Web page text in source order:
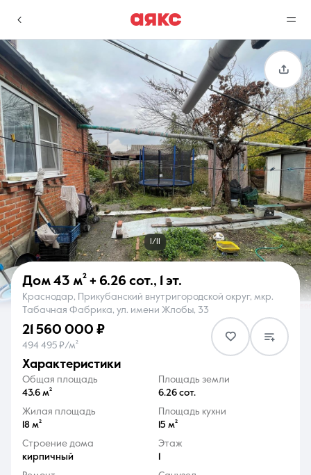
г. Краснодар
Избранное
0 объявлений
Сравнение
0 объявлений
Недвижимость Услуги
О компании Контакты
8 (861) 297-00-00
Ежедневно с 08:30 до 20:00
1/11
Дом 43 м² + 6.26 сот., 1 эт.
Краснодар, Прикубанский внутригородской округ, мкр.
Табачная Фабрика, ул. имени Жлобы, 33
21 560 000 ₽
494 495 ₽/м²
характеристики
Общая площадь
43.6 м²
Площадь земли
6.26 сот.
Жилая площадь
18 м²
Площадь кухни
15 м²
Строение дома
кирпичный
Этаж